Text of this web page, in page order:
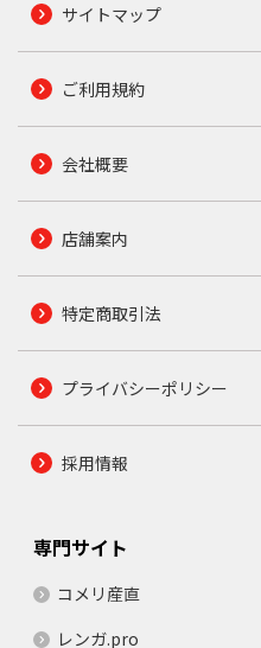
サイトマップ
ご利用規約
会社概要
店舗案内
特定商取引法
プライバシーポリシー
採用情報
専門サイト
コメリ産直
レンガ.pro